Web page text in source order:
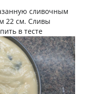
сливочным
22 см. Сливы
в тесте